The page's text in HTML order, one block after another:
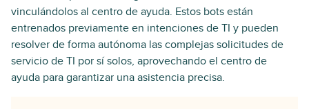
vinculándolos al centro de ayuda. Estos bots están
entrenados previamente en intenciones de TI y pueden
resolver de forma autónoma las complejas solicitudes de
servicio de TI por sí solos, aprovechando el centro de
ayuda para garantizar una asistencia precisa.